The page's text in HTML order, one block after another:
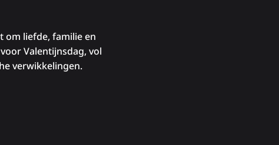
om liefde, familie en
Valentijnsdag, vol
verwikkelingen.